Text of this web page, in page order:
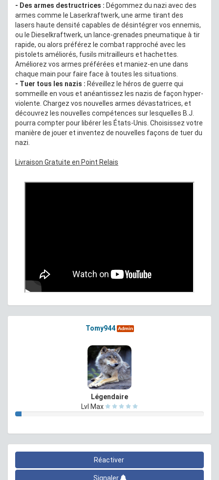
- Des armes destructrices : Dégommez du nazi avec des
armes comme le Laserkraftwerk, une arme tirant des
lasers haute densité capables de désintégrer vos ennemis,
ou le Dieselkraftwerk, un lance-grenades pneumatique à tir
rapide, ou alors préférez le combat rapproché avec les
pistolets améliorés, fusils mitrailleurs et hachettes.
Améliorez vos armes préférées et maniez-en une dans
chaque main pour faire face à toutes les situations.
- Tuer tous les nazis : Réveillez le héros de guerre qui
sommeille en vous et anéantissez les nazis de façon hyper-
violente. Chargez vos nouvelles armes dévastatrices, et
découvrez les nouvelles compétences sur lesquelles B.J.
pourra compter pour libérer les États-Unis. Choisissez votre
manière de jouer et inventez de nouvelles façons de tuer du
nazi.
Livraison Gratuite en Point Relais
Tomy944 Admin
Légendaire
Lvl Max
Réactiver
Signaler